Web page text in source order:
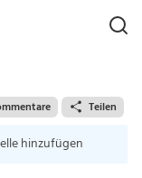
Teilen
hinzufügen